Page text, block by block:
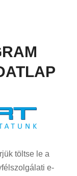
töltse le a
e-